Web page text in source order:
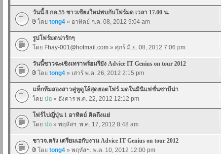
วันนี้ 8 กค.55 ชาวเชียงใหม่พบกับโฟร์มด เวลา 17.00 น.
โดย tong4 » อาทิตย์ ก.ค. 08, 2012 9:04 am
รูปโฟร์มดน่ารักๆ
โดย Fhay-001@hotmail.com » ศุกร์ มิ.ย. 08, 2012 7:06 pm
วันนี้ชาวฉะเชิงเทราพร้อมรึยัง Advice IT Genius on tour 2012
โดย tong4 » เสาร์ พ.ค. 26, 2012 2:15 pm
แท็กทีมสองสาวคู่หูดูโอ้สุดฮอตโฟร์-มดในมินิแฟชั่นซาบีน่า
โดย ปอ » อังคาร พ.ค. 22, 2012 12:12 pm
โฟร์ไปญี่ปุ่น 1 อาทิตย์ คิดถึงแย่
โดย ปอ » พฤหัสฯ. พ.ค. 17, 2012 8:48 am
ชาวจ.ตรัง เตรียมเฮกับงาน Advice IT Genius on tour 2012
โดย tong4 » พฤหัสฯ. พ.ค. 10, 2012 12:00 pm